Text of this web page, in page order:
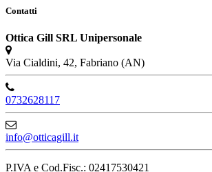
Contatti
Ottica Gill SRL Unipersonale
Via Cialdini, 42, Fabriano (AN)
0732628117
info@otticagill.it
P.IVA e Cod.Fisc.: 02417530421